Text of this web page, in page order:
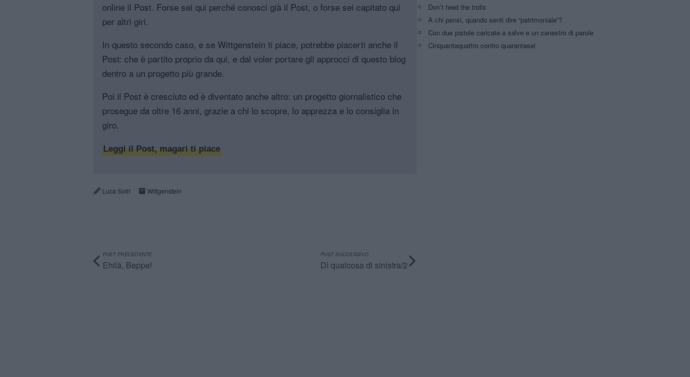
online il Post. Forse sei qui perché conosci già il Post, o forse sei capitato qui
per altri giri.
In questo secondo caso, e se Wittgenstein ti piace, potrebbe piacerti anche il
Post: che è partito proprio da qui, e dal voler portare gli approcci di questo blog
dentro a un progetto più grande.
Poi il Post è cresciuto ed è diventato anche altro: un progetto giornalistico che
prosegue da oltre 16 anni, grazie a chi lo scopre, lo apprezza e lo consiglia in
giro.
Leggi il Post, magari ti piace
Luca Sofri Wittgenstein
POST PRECEDENTE
Ehilà, Beppe!
POST SUCCESSIVO
Dì qualcosa di sinistra/2
Don’t feed the trolls
A chi pensi, quando senti dire “patrimoniale”?
Con due pistole caricate a salve e un canestro di parole
Cinquantaquattro contro quarantasei